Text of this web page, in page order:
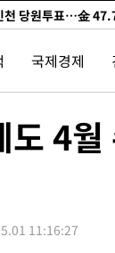
천 당원투표…金
인천 권리당원 투표
시간당 30㎜ '강
안 일부 지역엔 호
환자 3000명 돌파
잠기고 담벼락 붕괴
, 닷새 만에 숨진 채
국제경제
도 4
11:16:27